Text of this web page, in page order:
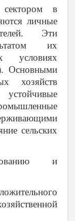
сектором в
личные
Эти
их
условиях
Основными
хозяйств
сельских
и